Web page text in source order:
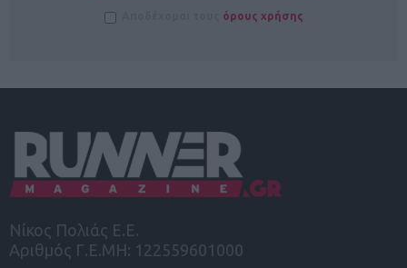
όρους χρήσης
Νίκος Πολιάς Ε.Ε.
Αριθμός Γ.Ε.ΜΗ: 122559601000